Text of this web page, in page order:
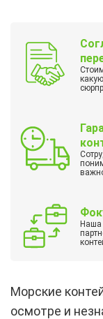
Наша
Морские
осмотре и